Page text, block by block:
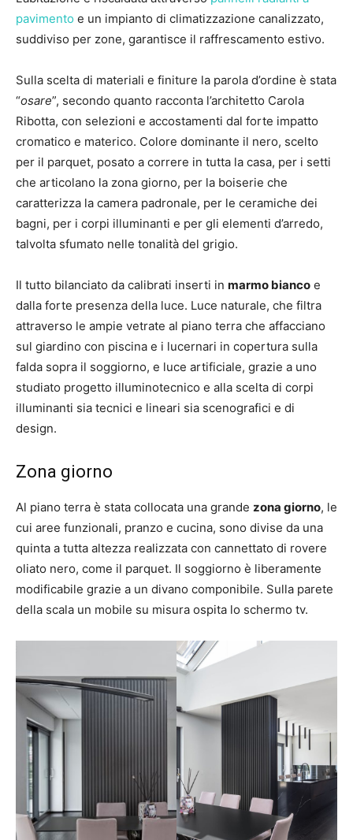
pavimento e un impianto di climatizzazione canalizzato,
suddiviso per zone, garantisce il raffrescamento estivo.
Sulla scelta di materiali e finiture la parola d’ordine è stata
“osare”, secondo quanto racconta l’architetto Carola
Ribotta, con selezioni e accostamenti dal forte impatto
cromatico e materico. Colore dominante il nero, scelto
per il parquet, posato a correre in tutta la casa, per i setti
che articolano la zona giorno, per la boiserie che
caratterizza la camera padronale, per le ceramiche dei
bagni, per i corpi illuminanti e per gli elementi d’arredo,
talvolta sfumato nelle tonalità del grigio.
Il tutto bilanciato da calibrati inserti in marmo bianco e
dalla forte presenza della luce. Luce naturale, che filtra
attraverso le ampie vetrate al piano terra che affacciano
sul giardino con piscina e i lucernari in copertura sulla
falda sopra il soggiorno, e luce artificiale, grazie a uno
studiato progetto illuminotecnico e alla scelta di corpi
illuminanti sia tecnici e lineari sia scenografici e di
design.
Zona giorno
Al piano terra è stata collocata una grande zona giorno, le
cui aree funzionali, pranzo e cucina, sono divise da una
quinta a tutta altezza realizzata con cannettato di rovere
oliato nero, come il parquet. Il soggiorno è liberamente
modificabile grazie a un divano componibile. Sulla parete
della scala un mobile su misura ospita lo schermo tv.